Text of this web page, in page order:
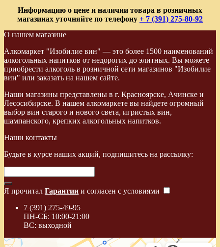
Информацию о цене и наличии товара в розничных
магазинах уточняйте по телефону + 7 (391) 275-80-92
О нашем магазине
Алкомаркет "Изобилие вин" — это более 1500 наименований
алкогольных напитков от недорогих до элитных. Вы можете
приобрести алкоголь в розничной сети магазинов "Изобилие
вин" или заказать на нашем сайте.
Наши магазины представлены в г. Красноярске, Ачинске и
Лесосибирске. В нашем алкомаркете вы найдете огромный
выбор вин старого и нового света, игристых вин,
шампанского, крепких алкогольных напитков.
Наши контакты
Будьте в курсе наших акций, подпишитесь на рассылку:
Я прочитал Гарантии и согласен с условиями
7 (391) 275-49-95
ПН-СБ: 10:00-21:00
ВС: выходной